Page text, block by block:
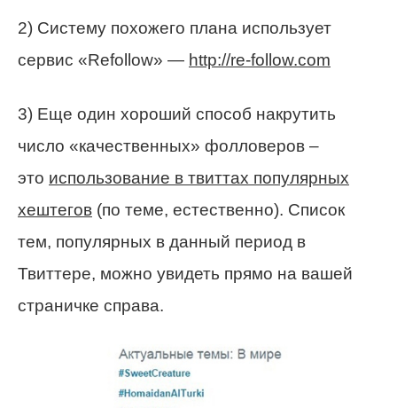
2) Систему похожего плана использует
сервис «Refollow» — http://re-follow.com
3) Еще один хороший способ накрутить
число «качественных» фолловеров –
это использование в твиттах популярных
хештегов (по теме, естественно). Список
тем, популярных в данный период в
Твиттере, можно увидеть прямо на вашей
страничке справа.